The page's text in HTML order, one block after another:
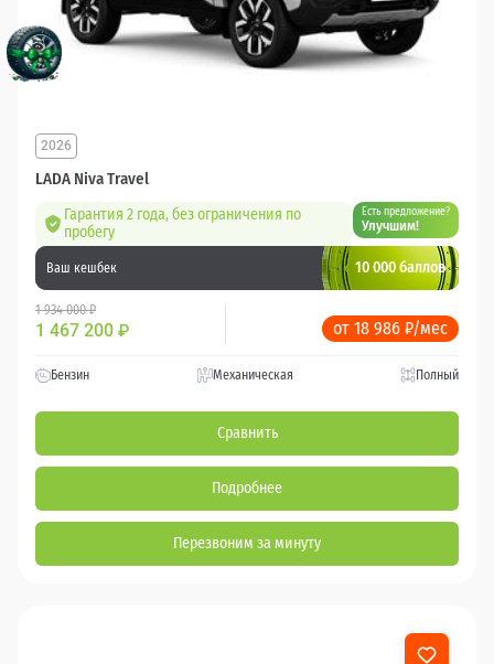
LADA Niva Travel
2026
Гарантия 2 года, без ограничения по
пробегу
Есть предложение?
Улучшим!
Ваш кешбек 10 000 баллов
1 934 000 ₽
1 467 200 ₽ от 18 986 ₽/мес
Бензин Механическая Полный
Сравнить
Подробнее
Перезвоним за минуту